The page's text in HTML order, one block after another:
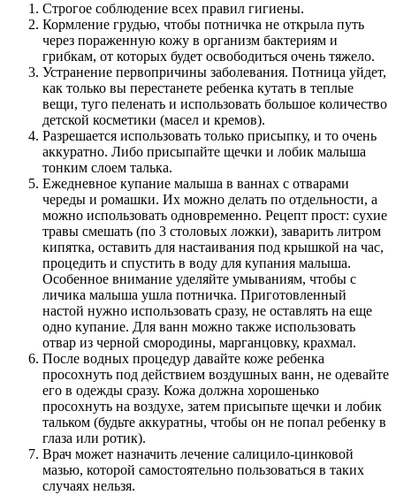
Строгое соблюдение всех правил гигиены.
Кормление грудью, чтобы потничка не открыла путь
через пораженную кожу в организм бактериям и
грибкам, от которых будет освободиться очень тяжело.
Устранение первопричины заболевания. Потница уйдет,
как только вы перестанете ребенка кутать в теплые
вещи, туго пеленать и использовать большое количество
детской косметики (масел и кремов).
Разрешается использовать только присыпку, и то очень
аккуратно. Либо присыпайте щечки и лобик малыша
тонким слоем талька.
Ежедневное купание малыша в ваннах с отварами
череды и ромашки. Их можно делать по отдельности, а
можно использовать одновременно. Рецепт прост: сухие
травы смешать (по 3 столовых ложки), заварить литром
кипятка, оставить для настаивания под крышкой на час,
процедить и спустить в воду для купания малыша.
Особенное внимание уделяйте умываниям, чтобы с
личика малыша ушла потничка. Приготовленный
настой нужно использовать сразу, не оставлять на еще
одно купание. Для ванн можно также использовать
отвар из черной смородины, марганцовку, крахмал.
После водных процедур давайте коже ребенка
просохнуть под действием воздушных ванн, не одевайте
его в одежды сразу. Кожа должна хорошенько
просохнуть на воздухе, затем присыпьте щечки и лобик
тальком (будьте аккуратны, чтобы он не попал ребенку в
глаза или ротик).
Врач может назначить лечение салицило-цинковой
мазью, которой самостоятельно пользоваться в таких
случаях нельзя.